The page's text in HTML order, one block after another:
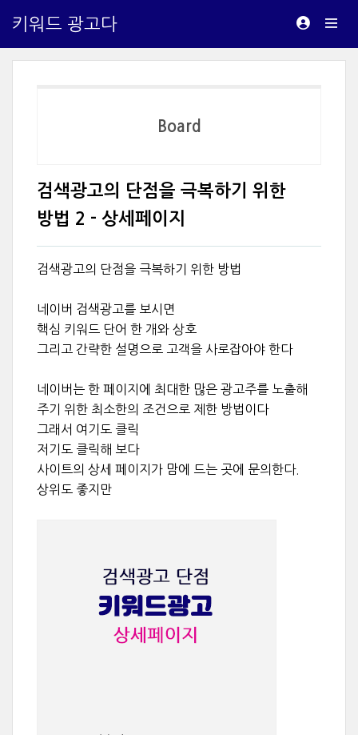
키워드 광고다
Board
검색광고의 단점을 극복하기 위한
방법 2 - 상세페이지
검색광고의 단점을 극복하기 위한 방법
네이버 검색광고를 보시면
핵심 키워드 단어 한 개와 상호
그리고 간략한 설명으로 고객을 사로잡아야 한다
네이버는 한 페이지에 최대한 많은 광고주를 노출해
주기 위한 최소한의 조건으로 제한 방법이다
그래서 여기도 클릭
저기도 클릭해 보다
사이트의 상세 페이지가 맘에 드는 곳에 문의한다.
상위도 좋지만